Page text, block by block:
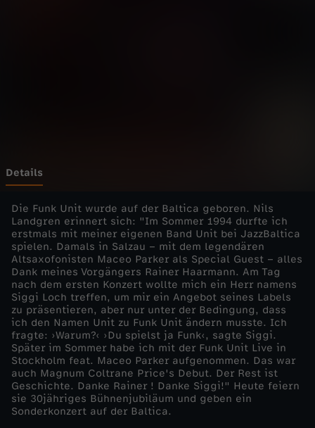
3
0
J
a
h
r
e
N
Details
Die Funk Unit wurde auf der Baltica geboren. Nils
Landgren erinnert sich: "Im Sommer 1994 durfte ich
erstmals mit meiner eigenen Band Unit bei JazzBaltica
spielen. Damals in Salzau – mit dem legendären
Altsaxofonisten Maceo Parker als Special Guest – alles
Dank meines Vorgängers Rainer Haarmann. Am Tag
nach dem ersten Konzert wollte mich ein Herr namens
Siggi Loch treffen, um mir ein Angebot seines Labels
zu präsentieren, aber nur unter der Bedingung, dass
ich den Namen Unit zu Funk Unit ändern musste. Ich
fragte: ›Warum?‹ ›Du spielst ja Funk‹, sagte Siggi.
Später im Sommer habe ich mit der Funk Unit Live in
Stockholm feat. Maceo Parker aufgenommen. Das war
auch Magnum Coltrane Price's Debut. Der Rest ist
Geschichte. Danke Rainer ! Danke Siggi!" Heute feiern
sie 30jähriges Bühnenjubiläum und geben ein
Sonderkonzert auf der Baltica.